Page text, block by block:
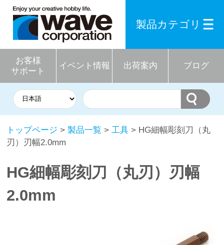
お客様
サポート
イベント情報 出荷案内 ブログ
製品カテゴリ
トップページ > 製品一覧 > 工具 > HG細幅彫刻刀（丸
刃）刃幅2.0mm
HG細幅彫刻刀（丸刃）刃幅
2.0mm